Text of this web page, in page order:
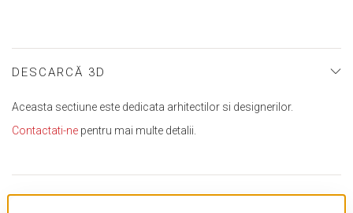
DESCARCĂ 3D
Aceasta sectiune este dedicata arhitectilor si designerilor.
Contactati-ne pentru mai multe detalii.